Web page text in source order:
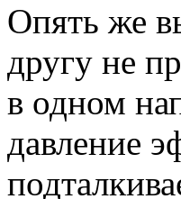
Опять же
другу не
в одном
давление